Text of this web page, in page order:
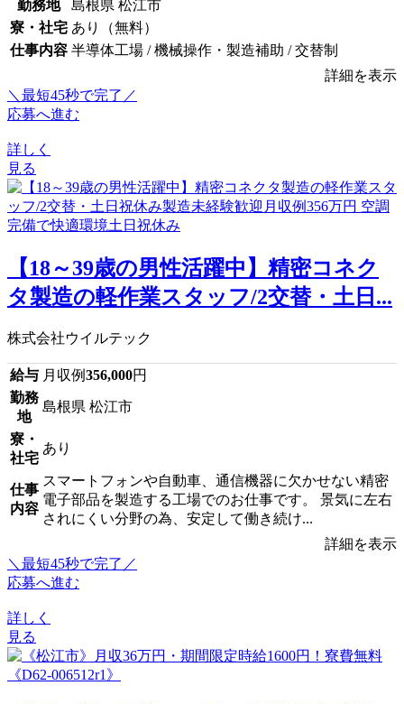
勤務地
島根県 松江市
寮・社宅 あり（無料）
仕事内容 半導体工場 / 機械操作・製造補助 / 交替制
詳細を表示
＼最短45秒で完了／
応募へ進む
詳しく
見る
【18～39歳の男性活躍中】精密コネク
タ製造の軽作業スタッフ/2交替・土日...
株式会社ウイルテック
給与 月収例356,000円
勤務
地
島根県 松江市
寮・
社宅
あり
仕事
内容
スマートフォンや自動車、通信機器に欠かせない精密
電子部品を製造する工場でのお仕事です。 景気に左右
されにくい分野の為、安定して働き続け...
詳細を表示
＼最短45秒で完了／
応募へ進む
詳しく
見る